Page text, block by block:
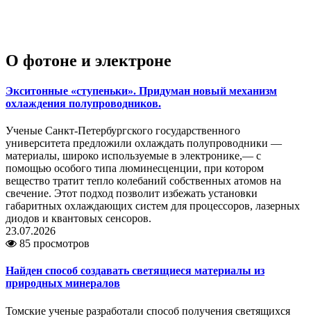
О фотоне и электроне
Экситонные «ступеньки». Придуман новый механизм
охлаждения полупроводников.
Ученые Санкт-Петербургского государственного
университета предложили охлаждать полупроводники —
материалы, широко используемые в электронике,— с
помощью особого типа люминесценции, при котором
вещество тратит тепло колебаний собственных атомов на
свечение. Этот подход позволит избежать установки
габаритных охлаждающих систем для процессоров, лазерных
диодов и квантовых сенсоров.
23.07.2026
85 просмотров
Найден способ создавать светящиеся материалы из
природных минералов
Томские ученые разработали способ получения светящихся